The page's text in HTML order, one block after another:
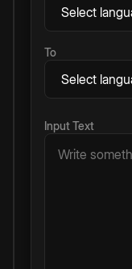
To
Input Text